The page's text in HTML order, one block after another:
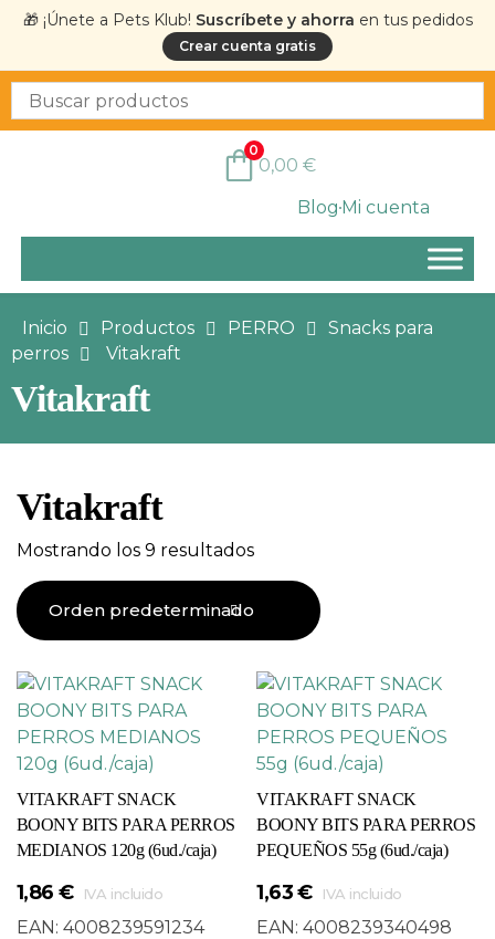
🎁 ¡Únete a Pets Klub! Suscríbete y ahorra en tus pedidos
Crear cuenta gratis
BlogMi cuenta
0
0,00 €
Inicio Productos PERRO
Snacks para
perros
Vitakraft
Vitakraft
Vitakraft
Mostrando los 9 resultados
VITAKRAFT SNACK
BOONY BITS PARA PERROS
MEDIANOS 120g (6ud./caja)
1,86 € IVA incluido
EAN: 4008239591234
VITAKRAFT SNACK
BOONY BITS PARA PERROS
PEQUEÑOS 55g (6ud./caja)
1,63€ IVA incluido
EAN:4008239340498